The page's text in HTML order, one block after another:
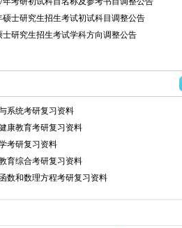
士研究生招生考试初试科目调整公告
研究生招生考试学科方向调整公告
系统考研复习资料
康教育考研复习资料
考研复习资料
育综合考研复习资料
数和数理方程考研复习资料